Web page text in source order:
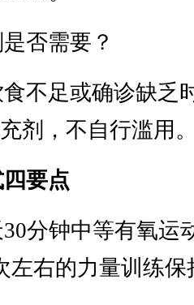
否需要？
不足或确诊缺乏
剂，不自行滥用
要点
分钟中等有氧运
左右的力量训练保